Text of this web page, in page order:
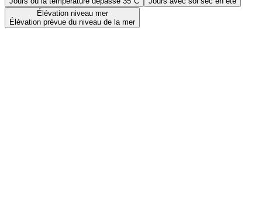
Élévation niveau mer
Élévation prévue du niveau de la mer